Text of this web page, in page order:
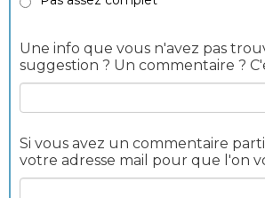
Une info que vous n'avez pas
suggestion ? Un commentaire ?
Si vous avez un commentaire
votre adresse mail pour que l'on